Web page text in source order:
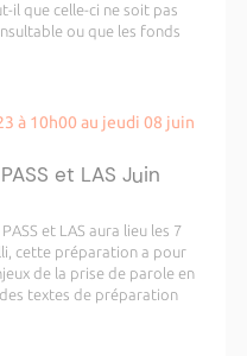
il que celle-ci ne soit pas
ou que les fonds
à 10h00 au jeudi 08 juin
et LAS Juin
et LAS aura lieu les 7
cette préparation a pour
de la prise de parole en
textes de préparation